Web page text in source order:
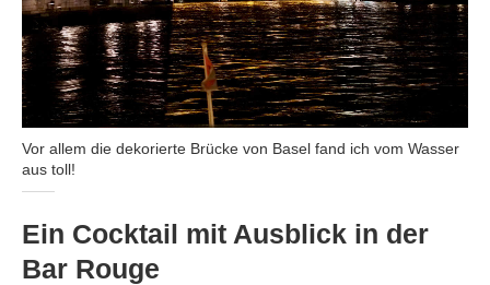
Vor allem die dekorierte Brücke von Basel fand ich vom Wasser
aus toll!
Ein Cocktail mit Ausblick in der
Bar Rouge